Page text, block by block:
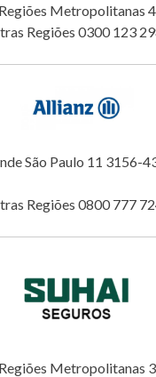
Metropolitanas
Regiões 0300 123
São Paulo 11 3156-
Regiões 0800 777
Metropolitanas